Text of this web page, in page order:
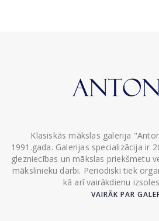
Klasiskās mākslas galerija
1991.gada. Galerijas specializācija ir
glezniecības un mākslas priekšmetu
mākslinieku darbi. Periodiski tiek
kā arī vairākdienu
VAIRĀK PAR